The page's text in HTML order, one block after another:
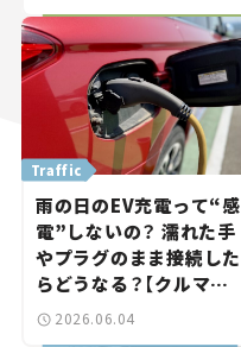
Traffic
雨の日のEV充電って“感
電”しないの？ 濡れた手
やプラグのまま接続した
らどうなる？【クルマの
知識】
2026.06.04